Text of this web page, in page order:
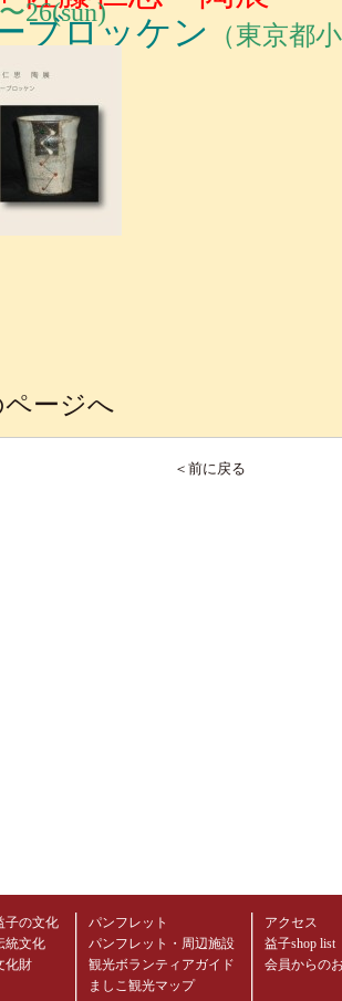
26(sun)
ブロッケン （東京都
ージへ
＜前に戻る
子の文化
統文化
化財
パンフレット
パンフレット・周辺施設
観光ボランティアガイド
ましこ観光マップ
アクセス
益子shop list
会員からの